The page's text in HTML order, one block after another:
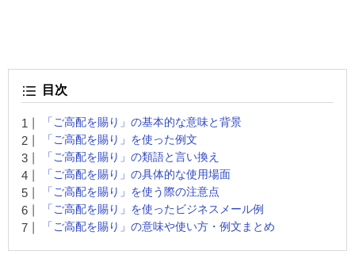
目次
「ご高配を賜り」の基本的な意味と背景
「ご高配を賜り」を使った例文
「ご高配を賜り」の類語と言い換え
「ご高配を賜り」の具体的な使用場面
「ご高配を賜り」を使う際の注意点
「ご高配を賜り」を使ったビジネスメール例
「ご高配を賜り」の意味や使い方・例文まとめ